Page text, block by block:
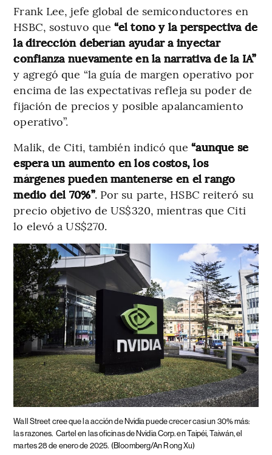
Frank Lee, jefe global de semiconductores en
HSBC, sostuvo que “el tono y la perspectiva de
la dirección deberían ayudar a inyectar
confianza nuevamente en la narrativa de la IA”
y agregó que “la guía de margen operativo por
encima de las expectativas refleja su poder de
fijación de precios y posible apalancamiento
operativo”.
Malik, de Citi, también indicó que “aunque se
espera un aumento en los costos, los
márgenes pueden mantenerse en el rango
medio del 70%”. Por su parte, HSBC reiteró su
precio objetivo de US$320, mientras que Citi
lo elevó a US$270.
Wall Street cree que la acción de Nvidia puede crecer casi un 30% más:
las razones. Cartel en las oficinas de Nvidia Corp. en Taipéi, Taiwán, el
martes 28 de enero de 2025. (Bloomberg/An Rong Xu)